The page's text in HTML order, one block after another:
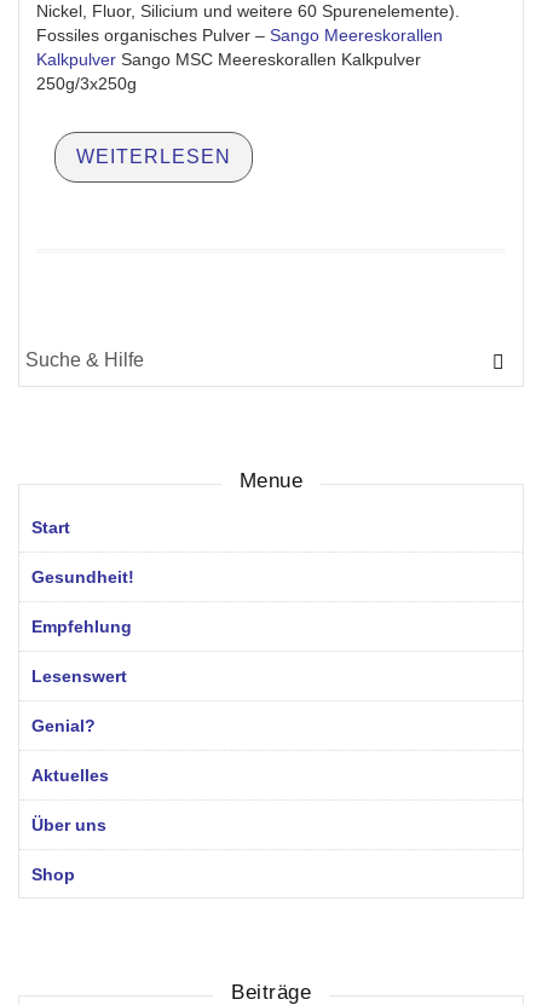
Nickel, Fluor, Silicium und weitere 60 Spurenelemente).
Fossiles organisches Pulver – Sango Meereskorallen
Kalkpulver Sango MSC Meereskorallen Kalkpulver
250g/3x250g
WEITERLESEN
Menue
Start
Gesundheit!
Empfehlung
Lesenswert
Genial?
Aktuelles
Über uns
Shop
Beiträge